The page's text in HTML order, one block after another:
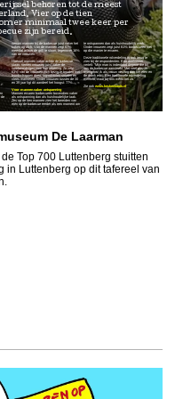
Vier op de tien
minimaal twee keer per
zijn bereid.
de
nemen mannen bij de barbecue juist vaker het
koken op zich. Van de mannen zegt 67%
meestal achter de grill te staan, tegenover 16%
van de vrouwen.
Hoewel mannen vaker achter de barbecue
staan, nemen vrouwen juist vaker de
voorbereidingen voor hun rekening. Zo zegt
63% van de vrouwen zich bezig te houden met
boodschappen doen, ingrediënten snijden en
vlees marineren. Onder vrouwen tussen de 30
en 39 jaar ligt dit aandeel het hoogst: 77%.
Voor mannen vaker ontspanning
Mannen ervaren barbecueën bovendien vaker
als ontspanning dan als huishoudelijke taak.
Zes op de tien mannen zien het bereiden van
eten op de barbecue eerder als een moment om
te ontspannen dan als huishoudelijk werk.
Onder vrouwen zegt juist 61% barbecueën niet
op die manier te ervaren.
Deze traditionele rolverdeling is ook terug te
zien bij de respondenten. Een deelnemer
vertelt: “Mijn man is inderdaad degene die bij
ons de barbecue aansteekt. Met veel plezier
overigens! Ik als vrouw verzorg dan het eten en
de drank erbij. Een traditionele rolverdeling
wellicht, maar bij ons werkt het zo.”
Zie ook www.keukenloods.nl
De Laarman
Top 700 Luttenberg stuitten
in Luttenberg op dit tafereel van